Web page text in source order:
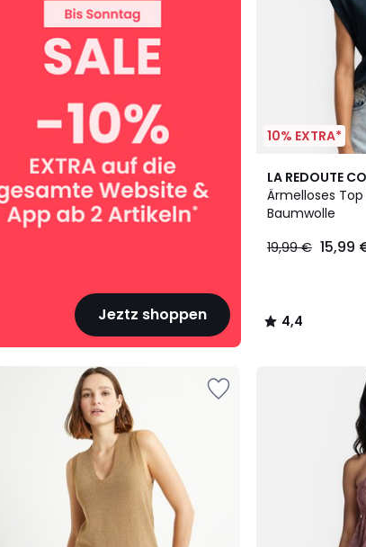
Jeztz shoppen
10% EXTRA*
LA REDOUTE
Ärmelloses
Baumwolle
19,99 € 15,99
4,4
/ 5
4,4
/